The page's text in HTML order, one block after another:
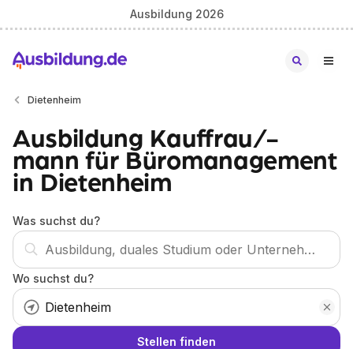
Ausbildung 2026
Dietenheim
Ausbildung Kauffrau/-
mann für Büromanagement
in Dietenheim
Was suchst du?
Wo suchst du?
Stellen finden